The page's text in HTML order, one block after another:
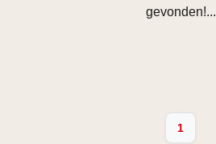
gevonden!...
1